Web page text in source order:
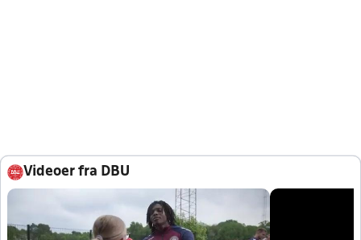
Videoer fra DBU